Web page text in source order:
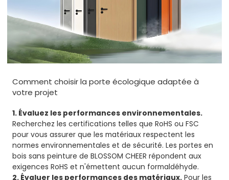
Comment choisir la porte écologique adaptée à
votre projet
1. Évaluez les performances environnementales.
Recherchez les certifications telles que RoHS ou FSC
pour vous assurer que les matériaux respectent les
normes environnementales et de sécurité. Les portes en
bois sans peinture de BLOSSOM CHEER répondent aux
exigences RoHS et n'émettent aucun formaldéhyde.
2. Évaluer les performances des matériaux. Pour les